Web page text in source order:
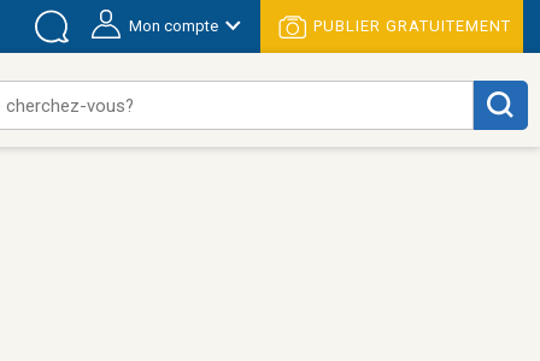
Mon compte PUBLIER GRATUITEMENT
cherchez-vous?